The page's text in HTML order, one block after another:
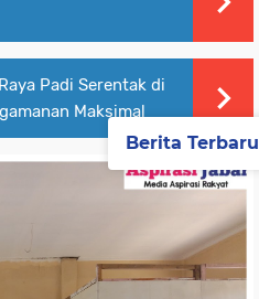
Padi Serentak di
Maksimal
Berita Terbaru